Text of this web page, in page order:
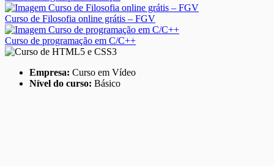
Curso de Filosofia online grátis – FGV
Curso de programação em C/C++
Empresa: Curso em Vídeo
Nível do curso: Básico